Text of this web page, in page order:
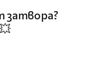
затвора?